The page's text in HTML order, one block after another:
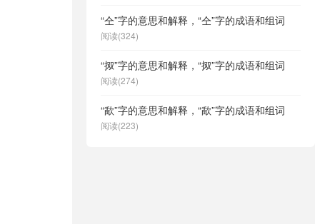
“仝”字的意思和解释，“仝”字的成语和组词
阅读(324)
“㧐”字的意思和解释，“㧐”字的成语和组词
阅读(274)
“歃”字的意思和解释，“歃”字的成语和组词
阅读(223)